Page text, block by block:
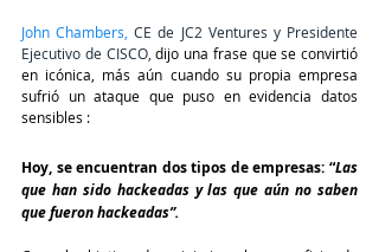
John Chambers, CE de JC2 Ventures y Presidente
Ejecutivo de CISCO, dijo una frase que se convirtió
en icónica, más aún cuando su propia empresa
sufrió un ataque que puso en evidencia datos
sensibles :
Hoy, se encuentran dos tipos de empresas: “Las
que han sido hackeadas y las que aún no saben
que fueron hackeadas”.